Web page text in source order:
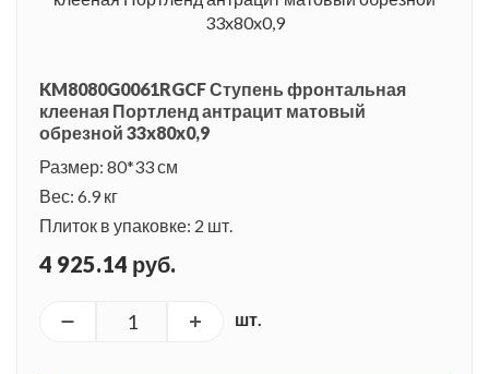
KM8080G0061RGCF Ступень фронтальная
клееная Портленд антрацит матовый
обрезной 33x80x0,9
Размер: 80*33 см
Вес: 6.9 кг
Плиток в упаковке: 2 шт.
4 925.14 руб.
шт.